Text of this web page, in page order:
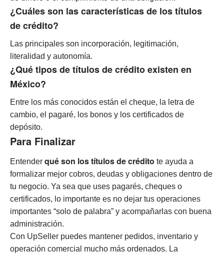
¿Cuáles son las características de los títulos
de crédito?
Las principales son incorporación, legitimación,
literalidad y autonomía.
¿Qué tipos de títulos de crédito existen en
México?
Entre los más conocidos están el cheque, la letra de
cambio, el pagaré, los bonos y los certificados de
depósito.
Para Finalizar
Entender qué son los títulos de crédito te ayuda a
formalizar mejor cobros, deudas y obligaciones dentro de
tu negocio. Ya sea que uses pagarés, cheques o
certificados, lo importante es no dejar tus operaciones
importantes “solo de palabra” y acompañarlas con buena
administración.
Con UpSeller puedes mantener pedidos, inventario y
operación comercial mucho más ordenados. La